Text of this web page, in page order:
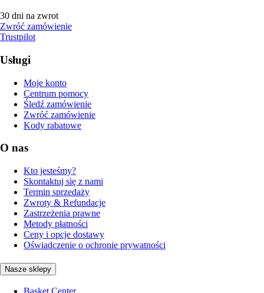
30 dni na zwrot
Zwróć zamówienie
Trustpilot
Usługi
Moje konto
Centrum pomocy
Śledź zamówienie
Zwróć zamówienie
Kody rabatowe
O nas
Kto jesteśmy?
Skontaktuj się z nami
Termin sprzedaży
Zwroty & Refundacje
Zastrzeżenia prawne
Metody płatności
Ceny i opcje dostawy
Oświadczenie o ochronie prywatności
Nasze sklepy